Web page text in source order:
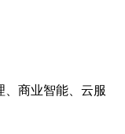
、商业智能、云服